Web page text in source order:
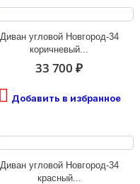
Диван угловой Новгород-34
коричневый...
33 700 ₽
Добавить в избранное
Диван угловой Новгород-34
красный...